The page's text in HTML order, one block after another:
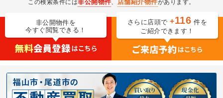
この検索条件には非公開物件、 店舗紹介物件があります。
非公開物件を
今すぐ閲覧できる！
さらに店頭で +116 件を
ご紹介できます！